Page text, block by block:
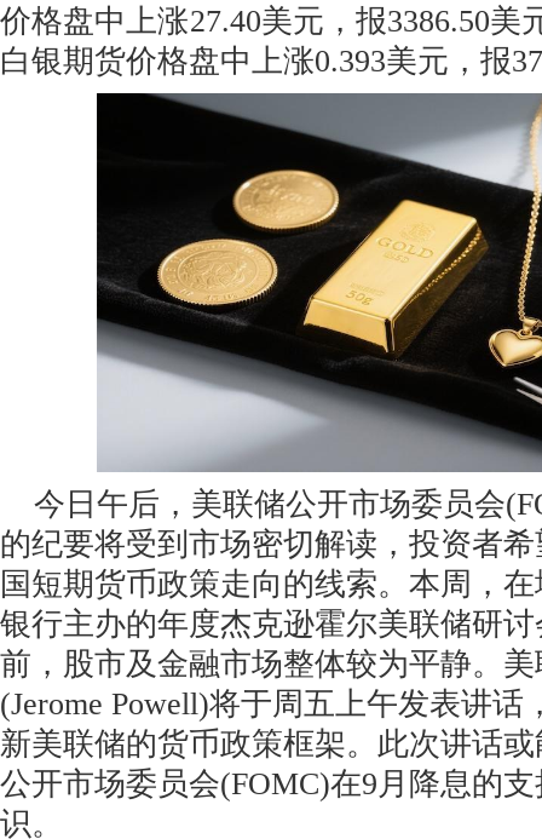
价格盘中上涨27.40美元，报3386.50美
白银期货价格盘中上涨0.393美元，报
今日午后，美联储公开市场委员会
的纪要将受到市场密切解读，投资者
国短期货币政策走向的线索。本周，
银行主办的年度杰克逊霍尔美联储研
前，股市及金融市场整体较为平静。
(Jerome Powell)将于周五上午发表讲话
新美联储的货币政策框架。此次讲话
公开市场委员会(FOMC)在9月降息的
识。